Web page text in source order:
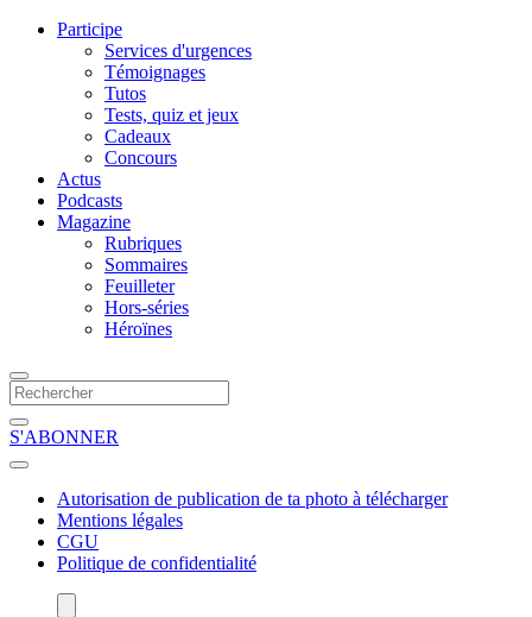
Participe
Services d'urgences
Témoignages
Tutos
Tests, quiz et jeux
Cadeaux
Concours
Actus
Podcasts
Magazine
Rubriques
Sommaires
Feuilleter
Hors-séries
Héroïnes
S'ABONNER
Autorisation de publication de ta photo à télécharger
Mentions légales
CGU
Politique de confidentialité